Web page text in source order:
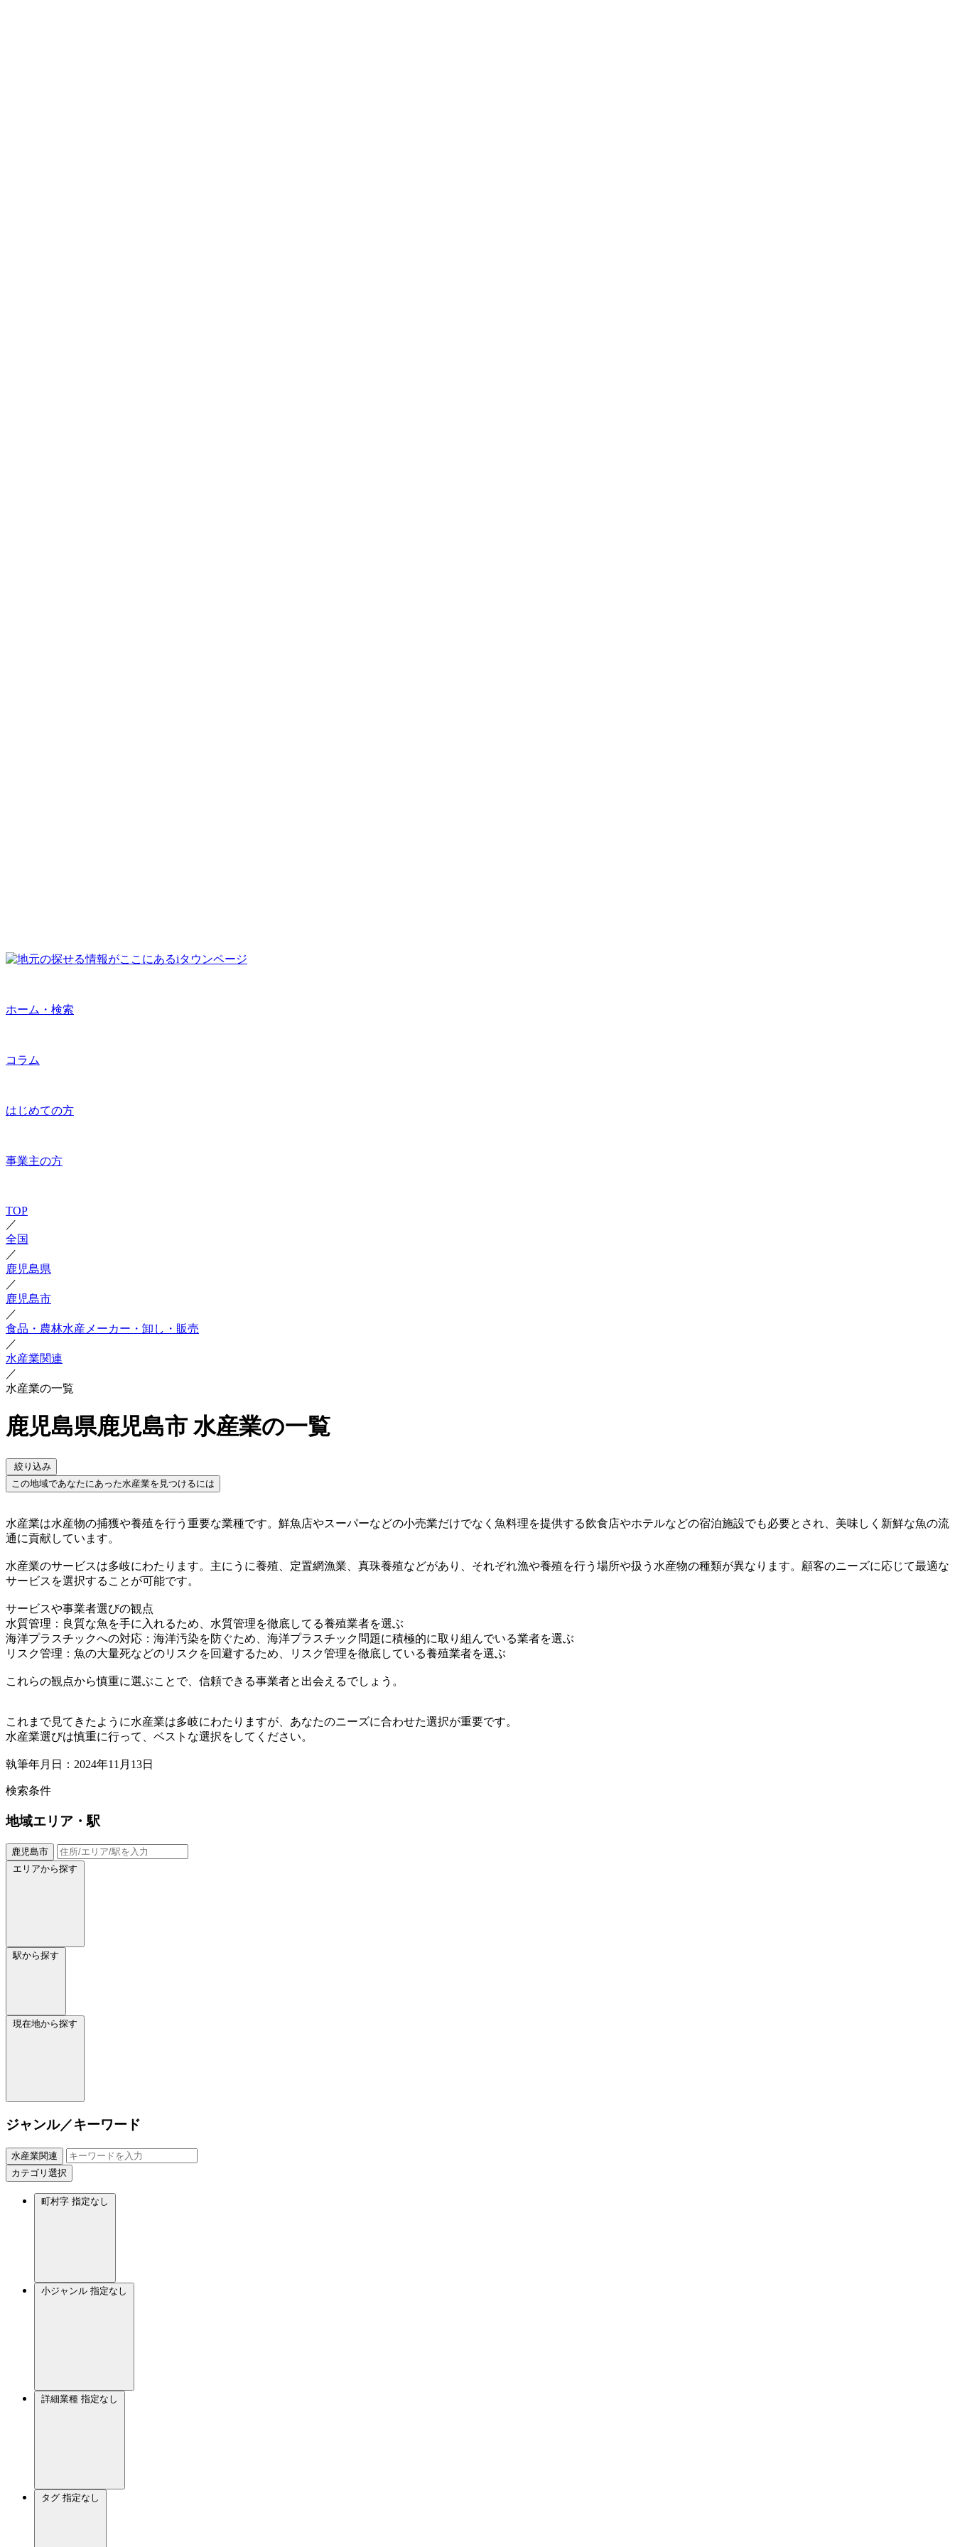
ホーム・検索
コラム
はじめての方
事業主の方
TOP
／
全国
／
鹿児島県
／
鹿児島市
／
食品・農林水産メーカー・卸し・販売
／
水産業関連
／
水産業の一覧
鹿児島県鹿児島市 水産業の一覧
絞り込み
この地域であなたにあった水産業を見つけるには
水産業は水産物の捕獲や養殖を行う重要な業種です。鮮魚店やスーパーなどの小売業だけでなく魚料理を提供する飲食店やホテルなどの宿泊施設でも必要とされ、美味しく新鮮な魚の流
通に貢献しています。
水産業のサービスは多岐にわたります。主にうに養殖、定置網漁業、真珠養殖などがあり、それぞれ漁や養殖を行う場所や扱う水産物の種類が異なります。顧客のニーズに応じて最適な
サービスを選択することが可能です。
サービスや事業者選びの観点
水質管理：良質な魚を手に入れるため、水質管理を徹底してる養殖業者を選ぶ
海洋プラスチックへの対応：海洋汚染を防ぐため、海洋プラスチック問題に積極的に取り組んでいる業者を選ぶ
リスク管理：魚の大量死などのリスクを回避するため、リスク管理を徹底している養殖業者を選ぶ
これらの観点から慎重に選ぶことで、信頼できる事業者と出会えるでしょう。
これまで見てきたように水産業は多岐にわたりますが、あなたのニーズに合わせた選択が重要です。
水産業選びは慎重に行って、ベストな選択をしてください。
執筆年月日：2024年11月13日
検索条件
地域エリア・駅
鹿児島市
エリアから探す
駅から探す
現在地から探す
ジャンル／キーワード
水産業関連
カテゴリ選択
町村字 指定なし
小ジャンル 指定なし
詳細業種 指定なし
タグ 指定なし